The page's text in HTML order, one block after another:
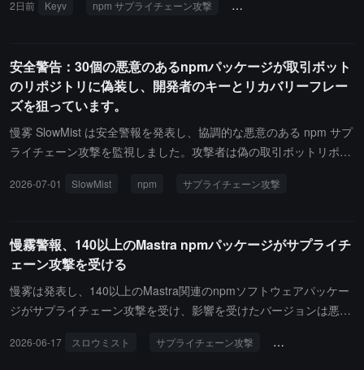
eyv@6.0を含んでいます。Keyvは広く使用されているキー・バリュ
ウンロードされており、明らかな下流サプライチェーンの露出を引
き起こしています。攻撃手法は以前のShai-Hulud npmワーム活動と
非常に似ており、高度に自動化され、スケーラブルなサプライチェ
ーン攻撃を指しています。潜在的な攻撃行為には、資格情報の窃
取、環境変数の漏洩、CI/CDキーの漏洩、リモートペイロードの配
ティチームは、影響を受けたパッケージバージョンを直ちに特定し
続を監視し、漏洩した資格情報をローテーションし、影響を受けた
ことを確認した後に環境を再構築する必要があります。
2日前 Keyv npm サプライチェーン攻撃 悪意のあるパッケージ
安全警告：30個の悪意のあるnpmパッケージが取引ボット
のリポジトリに偽装し、開発者のキーとリカバリーフレー
ズを狙っています。
慢雾 SlowMist は安全警報を発表し、協調的な悪意のある npm サプ
ライチェーン攻撃を監視しました。攻撃者は偽の取引ボットリポジ
窃取器を投下し、ターゲットは npm ユーザー、DeFi 開発者および
estag/forex-mt5-trading-bot リポジトリにロック依存関係として現
れています。このリポジトリは約 2300 の高度に同質化されたバル
ク生成フォークを呈示しており、大部分は poly-stocks アカウント
に集中しています。信号は異常に明確です。攻撃者が窃取できる敏
ザの Cookie と保存されたパスワード、ブラウジング履歴、開発者
2026-07-01 SlowMist npm サプライチェーン攻撃
慢霧警報、140以上のMastra npmパッケージがサプライチ
ェーン攻撃を受ける
慢雾は発表し、140以上のMastra関連のnpmソフトウェアパッケー
ジがサプライチェーン攻撃を受け、影響を受けたバージョンは悪意
で攻撃者が制御するコードの実行を引き起こすことを示していま
2026-06-17 スロウミスト サプライチェーン攻撃 npmソフトウェア